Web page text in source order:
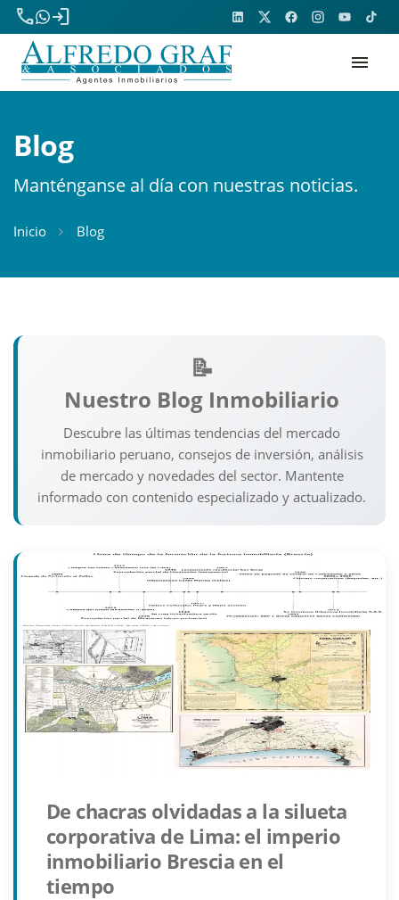
phone
login
menu
Blog
Manténganse al día con nuestras noticias.
Inicio Blog
Nuestro Blog Inmobiliario
Descubre las últimas tendencias del mercado
inmobiliario peruano, consejos de inversión, análisis
de mercado y novedades del sector. Mantente
informado con contenido especializado y actualizado.
De chacras olvidadas a la silueta
corporativa de Lima: el imperio
inmobiliario Brescia en el
tiempo